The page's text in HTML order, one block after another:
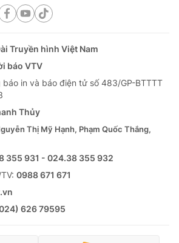
Truyền hình Việt Nam
báo VTV
in và báo điện tử số 483/GP-BTTTT
Thủy
Thị Mỹ Hạnh, Phạm Quốc Thắng,
355 931 - 024.38 355 932
0988 671 671
626 79595